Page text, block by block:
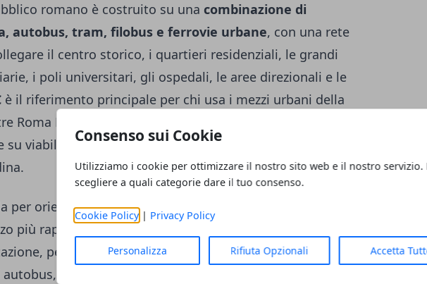
Consenso sui Cookie
Utilizziamo i cookie per ottimizzare il nostro sito web e il nostro servizio.
scegliere a quali categorie dare il tuo consenso.
Cookie Policy| Privacy Policy
Personalizza Rifiuta Opzionali Accetta
romano è costruito su una combinazione di
autobus, tram, filobus e ferrovie urbane, con una rete
il centro storico, i quartieri residenziali, le grandi
i poli universitari, gli ospedali, le aree direzionali e le
è il riferimento principale per chi usa i mezzi urbani della
Roma Mobilità svolge un ruolo importante nella
su viabilità, permessi, aggiornamenti e servizi collegati alla
per orientarsi è distinguere tra copertura e velocità. La
più rapido quando partenza e destinazione si trovano
perché evita il traffico e garantisce tempi più
invece, coprono molte più zone, raggiungono